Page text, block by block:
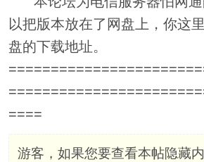
以把版本放在了网盘上，你这
盘的下载地址。
====
游客，如果您要查看本帖隐藏